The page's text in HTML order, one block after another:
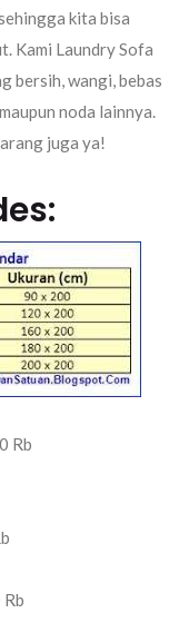
kita bisa
Kami Laundry Sofa
bersih, wangi, bebas
noda lainnya.
juga ya!
Rb